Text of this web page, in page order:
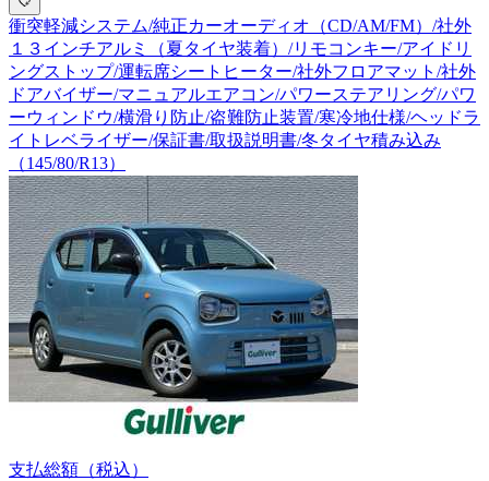
衝突軽減システム/純正カーオーディオ（CD/AM/FM）/社外
１３インチアルミ（夏タイヤ装着）/リモコンキー/アイドリ
ングストップ/運転席シートヒーター/社外フロアマット/社外
ドアバイザー/マニュアルエアコン/パワーステアリング/パワ
ーウィンドウ/横滑り防止/盗難防止装置/寒冷地仕様/ヘッドラ
イトレベライザー/保証書/取扱説明書/冬タイヤ積み込み
（145/80/R13）
支払総額 （税込）